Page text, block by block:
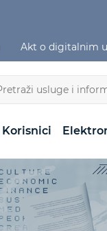
Akt o digitalnim
Korisnici